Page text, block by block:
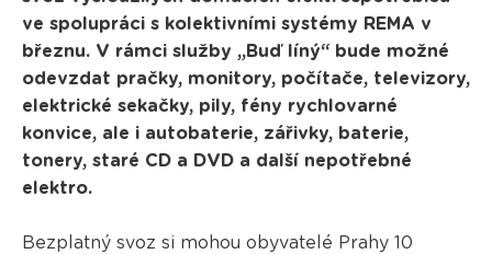
ve spolupráci s kolektivními systémy REMA v
březnu. V rámci služby „Buď líný“ bude možné
odevzdat pračky, monitory, počítače, televizory,
elektrické sekačky, pily, fény rychlovarné
konvice, ale i autobaterie, zářivky, baterie,
tonery, staré CD a DVD a další nepotřebné
elektro.
Bezplatný svoz si mohou obyvatelé Prahy 10